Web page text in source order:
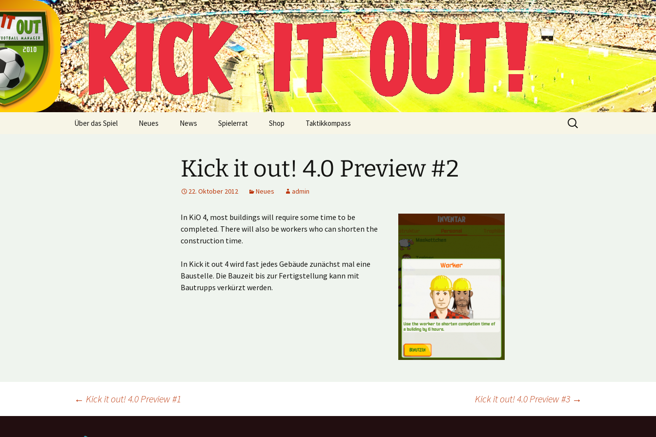
Inhalt
springen
Kick it out!
Multiplayer Football Manager
Über das Spiel Neues News Spielerrat Shop Taktikkompass
Suche
nach:
Kick it out! 4.0 Preview #2
22. Oktober 2012 Neues admin
In KiO 4, most buildings will require some time to be
completed. There will also be workers who can shorten the
construction time.
In Kick it out 4 wird fast jedes Gebäude zunächst mal eine
Baustelle. Die Bauzeit bis zur Fertigstellung kann mit
Bautrupps verkürzt werden.
Beitragsnavigation
← Kick it out! 4.0 Preview #1 Kick it out! 4.0 Preview #3 →